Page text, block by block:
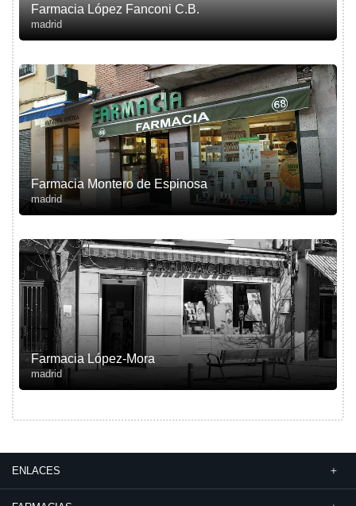
Farmacia López Fanconi C.B.
madrid
Farmacia Montero de Espinosa
madrid
Farmacia López-Mora
madrid
ENLACES